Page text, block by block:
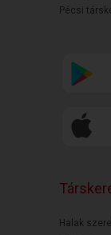
Pécsi
Halak